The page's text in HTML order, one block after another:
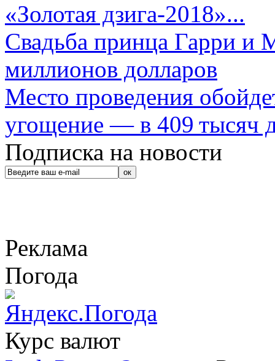
«Золотая дзига-2018»...
Свадьба принца Гарри и
миллионов долларов
Место проведения
угощение — в 409 тысяч
Подписка на новости
Реклама
Погода
Курс валют